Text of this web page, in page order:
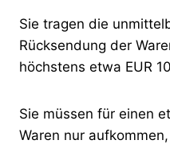
Sie tragen die
Rücksendung der
höchstens etwa EUR
Sie müssen für einen
Waren nur